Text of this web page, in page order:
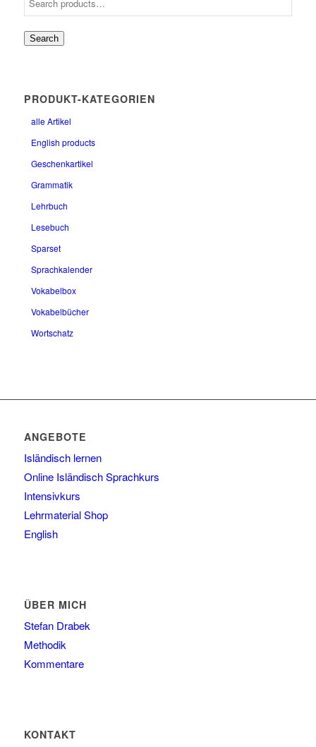
Search
PRODUKT-KATEGORIEN
alle Artikel
English products
Geschenkartikel
Grammatik
Lehrbuch
Lesebuch
Sparset
Sprachkalender
Vokabelbox
Vokabelbücher
Wortschatz
ANGEBOTE
Isländisch lernen
Online Isländisch Sprachkurs
Intensivkurs
Lehrmaterial Shop
English
ÜBER MICH
Stefan Drabek
Methodik
Kommentare
KONTAKT